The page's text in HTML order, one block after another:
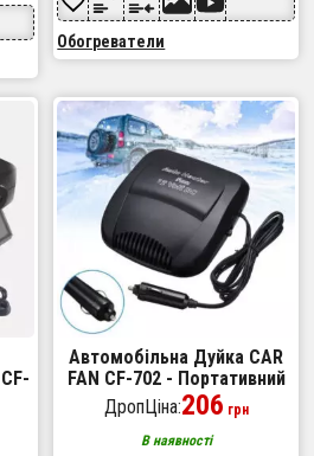
Обогреватели
Автомобільна Дуйка CAR
FAN CF-702 - Портативний
автомобільний обігрівач
салону від прикурювача,
автодуйка
ДропЦіна:206 грн
В наявності